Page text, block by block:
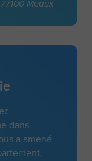
77100 Meaux
dans
a amené